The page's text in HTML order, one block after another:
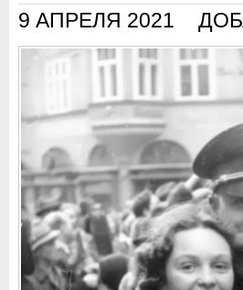
9 АПРЕЛЯ 2021